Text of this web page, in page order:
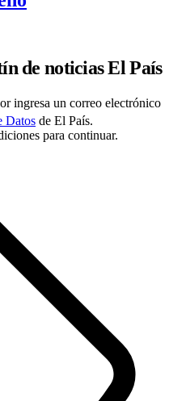
de noticias El País
ingresa un correo electrónico
Datos de El País.
para continuar.